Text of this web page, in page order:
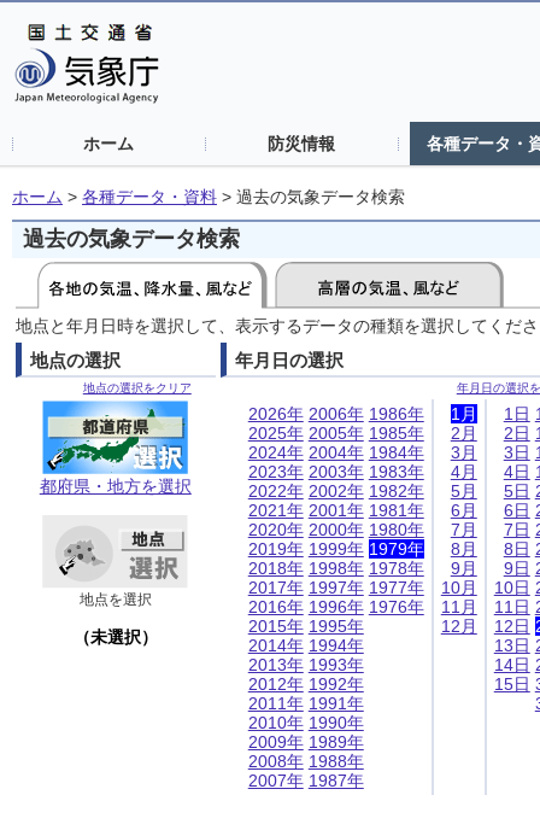
ホーム 防災情報 各種データ・
ホーム > 各種データ・資料 > 過去の気象データ検索
過去の気象データ検索
地点と年月日時を選択して、表示するデータの種類を選択してくだ
地点の選択
地点の選択をクリア
都府県・地方を選択
地点を選択
（未選択）
年月日の選択
年月日の選択
2026年
2025年
2024年
2023年
2022年
2021年
2020年
2019年
2018年
2017年
2016年
2015年
2014年
2013年
2012年
2011年
2010年
2009年
2008年
2007年
2006年
2005年
2004年
2003年
2002年
2001年
2000年
1999年
1998年
1997年
1996年
1995年
1994年
1993年
1992年
1991年
1990年
1989年
1988年
1987年
1986年
1985年
1984年
1983年
1982年
1981年
1980年
1979年
1978年
1977年
1976年
1月
2月
3月
4月
5月
6月
7月
8月
9月
10月
11月
12月
1日
2日
3日
4日
5日
6日
7日
8日
9日
10日
11日
12日
13日
14日
15日